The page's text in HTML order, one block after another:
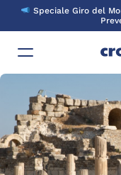
Skip
content
Speciale Giro del